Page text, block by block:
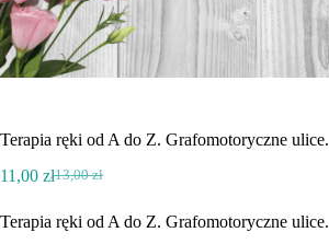
Terapia ręki od A do Z. Grafomotoryczne ulice.
13,00zł
Pierwotna
wynosiła:
11,00 złAktualna
wynosi:
Terapia ręki od A do Z. Grafomotoryczne ulice.